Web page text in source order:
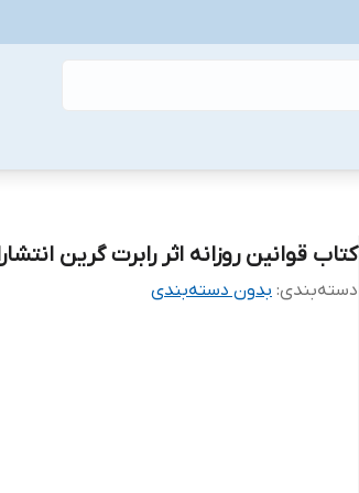
کتاب قوانین روزانه اثر رابرت گرین
دسته‌بندی: بدون دسته‌بندی